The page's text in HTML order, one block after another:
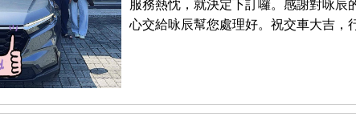
服務熱忱，就決定下訂囉。感謝對咏辰
心交給咏辰幫您處理好。祝交車大吉，